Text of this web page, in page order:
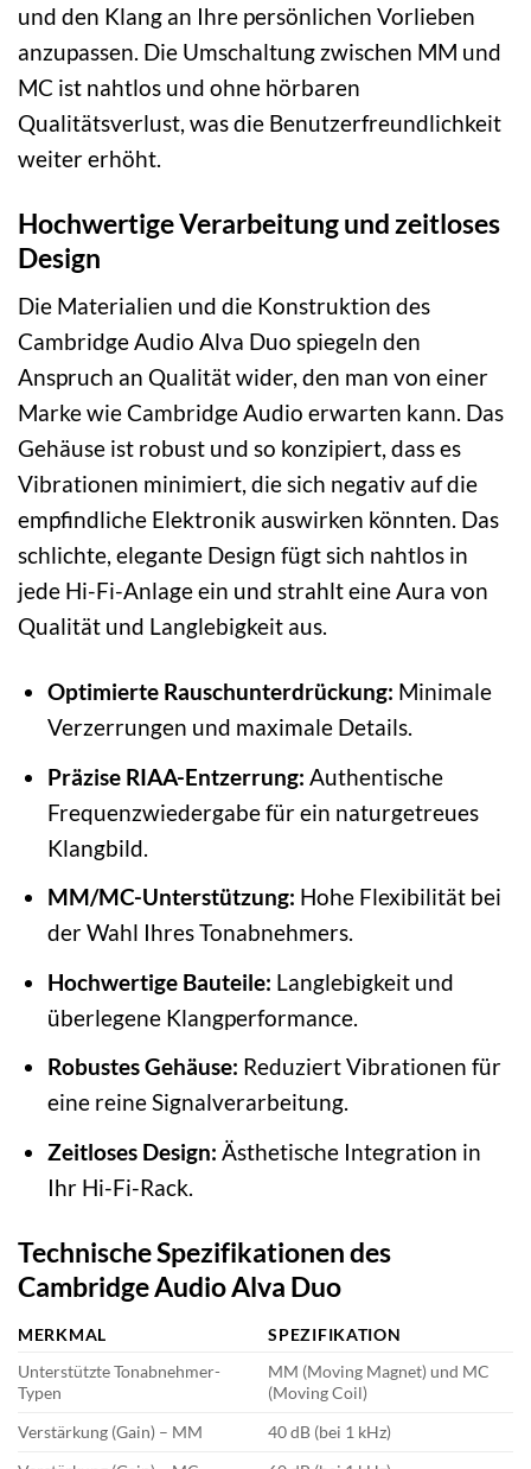
und den Klang an Ihre persönlichen Vorlieben
anzupassen. Die Umschaltung zwischen MM und
MC ist nahtlos und ohne hörbaren
Qualitätsverlust, was die Benutzerfreundlichkeit
weiter erhöht.
Hochwertige Verarbeitung und zeitloses
Design
Die Materialien und die Konstruktion des
Cambridge Audio Alva Duo spiegeln den
Anspruch an Qualität wider, den man von einer
Marke wie Cambridge Audio erwarten kann. Das
Gehäuse ist robust und so konzipiert, dass es
Vibrationen minimiert, die sich negativ auf die
empfindliche Elektronik auswirken könnten. Das
schlichte, elegante Design fügt sich nahtlos in
jede Hi-Fi-Anlage ein und strahlt eine Aura von
Qualität und Langlebigkeit aus.
Optimierte Rauschunterdrückung: Minimale
Verzerrungen und maximale Details.
Präzise RIAA-Entzerrung: Authentische
Frequenzwiedergabe für ein naturgetreues
Klangbild.
MM/MC-Unterstützung: Hohe Flexibilität bei
der Wahl Ihres Tonabnehmers.
Hochwertige Bauteile: Langlebigkeit und
überlegene Klangperformance.
Robustes Gehäuse: Reduziert Vibrationen für
eine reine Signalverarbeitung.
Zeitloses Design: Ästhetische Integration in
Ihr Hi-Fi-Rack.
Technische Spezifikationen des
Cambridge Audio Alva Duo
MERKMAL
SPEZIFIKATION
Unterstützte Tonabnehmer-
Typen
MM (Moving Magnet) und MC
(Moving Coil)
Verstärkung (Gain) – MM
40 dB (bei 1 kHz)